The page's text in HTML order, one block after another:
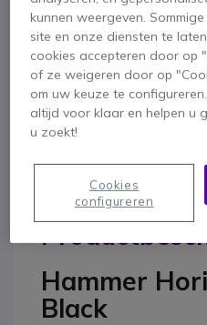
USB-A naar USB-C
Vervangbare 3.000 mAh
Snelstartgids (meertalig)
Hammer
Black
kunnen weergeven.
site en onze diensten te
cookies accepteren door op
of ze weigeren door op
om uw keuze te
altijd voor klaar en helpen u
u zoekt!
Cookies
configureren